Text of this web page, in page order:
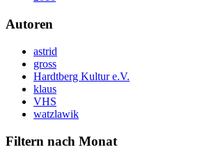
Autoren
astrid
gross
Hardtberg Kultur e.V.
klaus
VHS
watzlawik
Filtern nach Monat